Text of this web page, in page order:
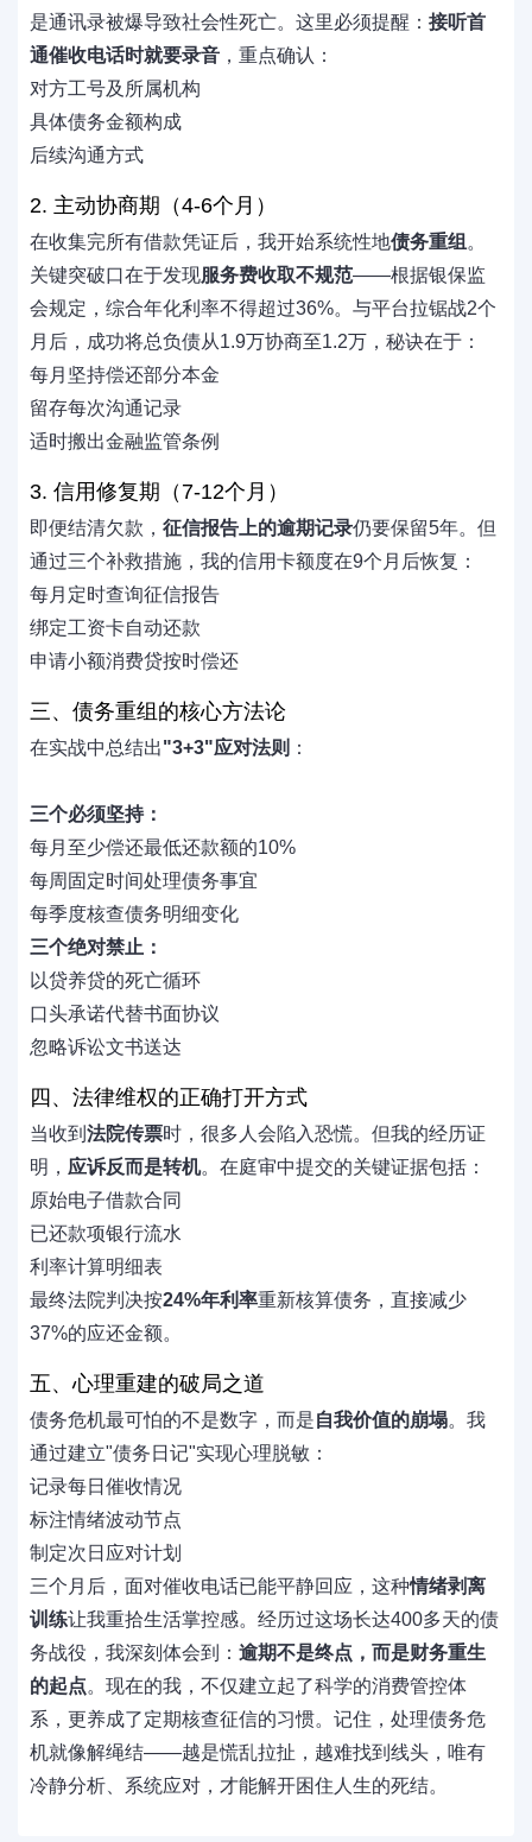
是通讯录被爆导致社会性死亡。这里必须提醒： 接听首
通催收电话时就要录音 ，重点确认：
对方工号及所属机构
具体债务金额构成
后续沟通方式
2. 主动协商期（4-6个月）
在收集完所有借款凭证后，我开始系统性地债务重组 。
关键突破口在于发现服务费收取不规范——根据银保监
会规定，综合年化利率不得超过36%。与平台拉锯战2个
月后，成功将总负债从1.9万协商至1.2万，秘诀在于：
每月坚持偿还部分本金
留存每次沟通记录
适时搬出金融监管条例
3. 信用修复期（7-12个月）
即便结清欠款， 征信报告上的逾期记录仍要保留5年。但
通过三个补救措施，我的信用卡额度在9个月后恢复：
每月定时查询征信报告
绑定工资卡自动还款
申请小额消费贷按时偿还
三、债务重组的核心方法论
在实战中总结出"3+3"应对法则 ：
三个必须坚持：
每月至少偿还最低还款额的10%
每周固定时间处理债务事宜
每季度核查债务明细变化
三个绝对禁止：
以贷养贷的死亡循环
口头承诺代替书面协议
忽略诉讼文书送达
四、法律维权的正确打开方式
当收到 法院传票时，很多人会陷入恐慌。但我的经历证
明， 应诉反而是转机。在庭审中提交的关键证据包括：
原始电子借款合同
已还款项银行流水
利率计算明细表
最终法院判决按24%年利率重新核算债务，直接减少
37%的应还金额。
五、心理重建的破局之道
债务危机最可怕的不是数字，而是自我价值的崩塌。我
通过建立"债务日记"实现心理脱敏：
记录每日催收情况
标注情绪波动节点
制定次日应对计划
三个月后，面对催收电话已能平静回应，这种情绪剥离
训练让我重拾生活掌控感。经历过这场长达400多天的债
务战役，我深刻体会到： 逾期不是终点，而是财务重生
的起点。现在的我，不仅建立起了科学的消费管控体
系，更养成了定期核查征信的习惯。记住，处理债务危
机就像解绳结——越是慌乱拉扯，越难找到线头，唯有
冷静分析、系统应对，才能解开困住人生的死结。